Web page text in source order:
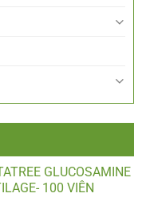
GLUCOSAMINE
100 VIÊN